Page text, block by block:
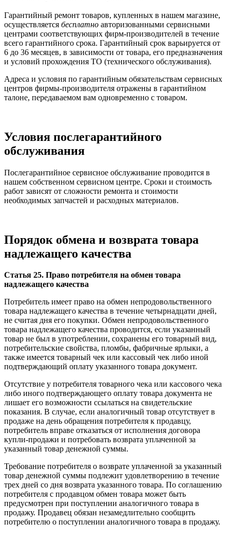
Гарантийный ремонт товаров, купленных в нашем магазине,
осуществляется бесплатно авторизованными сервисными
центрами соответствующих фирм-производителей в течение
всего гарантийного срока. Гарантийный срок варьируется от
6 до 36 месяцев, в зависимости от товара, его предназначения
и условий прохождения ТО (технического обслуживания).
Адреса и условия по гарантийным обязательствам сервисных
центров фирмы-производителя отражены в гарантийном
талоне, передаваемом вам одновременно с товаром.
Условия послегарантийного
обслуживания
Послегарантийное сервисное обслуживание проводится в
нашем собственном сервисном центре. Сроки и стоимость
работ зависят от сложности ремонта и стоимости
необходимых запчастей и расходных материалов.
Порядок обмена и возврата товара
надлежащего качества
Статья 25. Право потребителя на обмен товара
надлежащего качества
Потребитель имеет право на обмен непродовольственного
товара надлежащего качества в течение четырнадцати дней,
не считая дня его покупки. Обмен непродовольственного
товара надлежащего качества проводится, если указанный
товар не был в употреблении, сохранены его товарный вид,
потребительские свойства, пломбы, фабричные ярлыки, а
также имеется товарный чек или кассовый чек либо иной
подтверждающий оплату указанного товара документ.
Отсутствие у потребителя товарного чека или кассового чека
либо иного подтверждающего оплату товара документа не
лишает его возможности ссылаться на свидетельские
показания. В случае, если аналогичный товар отсутствует в
продаже на день обращения потребителя к продавцу,
потребитель вправе отказаться от исполнения договора
купли-продажи и потребовать возврата уплаченной за
указанный товар денежной суммы.
Требование потребителя о возврате уплаченной за указанный
товар денежной суммы подлежит удовлетворению в течение
трех дней со дня возврата указанного товара. По соглашению
потребителя с продавцом обмен товара может быть
предусмотрен при поступлении аналогичного товара в
продажу. Продавец обязан незамедлительно сообщить
потребителю о поступлении аналогичного товара в продажу.